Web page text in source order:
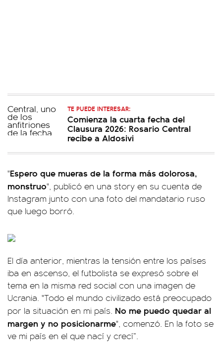
TE PUEDE INTERESAR:
Comienza la cuarta fecha del
Clausura 2026: Rosario Central
recibe a Aldosivi
"Espero que mueras de la forma más dolorosa,
monstruo", publicó en una story en su cuenta de
Instagram junto con una foto del mandatario ruso
que luego borró.
El día anterior, mientras la tensión entre los países
iba en ascenso, el futbolista se expresó sobre el
tema en la misma red social con una imagen de
Ucrania. "Todo el mundo civilizado está preocupado
por la situación en mi país. No me puedo quedar al
margen y no posicionarme", comenzó. En la foto se
ve mi país en el que nací y crecí”.